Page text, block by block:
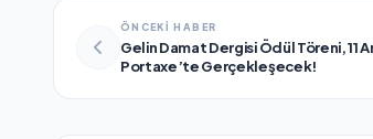
ÖNCEKİ HABER
Gelin Damat Dergisi Ödül Töreni, 11
Portaxe’te Gerçekleşecek!